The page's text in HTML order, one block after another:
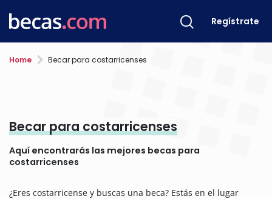
Regístrate
Home Becar para costarricenses
Becar para costarricenses
Aquí encontrarás las mejores becas para
costarricenses
¿Eres costarricense y buscas una beca? Estás en el lugar